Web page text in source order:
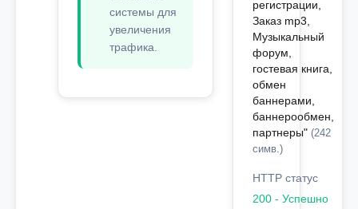
системы для
увеличения
трафика.
регистрации,
Заказ mp3,
Музыкальный
форум,
гостевая книга,
обмен
баннерами,
баннерообмен,
партнеры" (242
симв.)
HTTP статус
200 - Успешно